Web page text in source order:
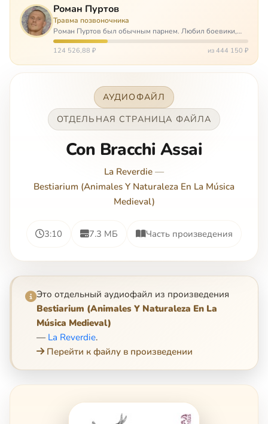
Роман Пуртов
Травма позвоночника
Роман Пуртов был обычным парнем. Любил боевики,
хорошие автомобили, был не дурак поиграть в комп,
любил жену и обожал дочь. А потом, будучи
124 526,88 ₽ из 444 150 ₽
АУДИОФАЙЛ
ОТДЕЛЬНАЯ СТРАНИЦА ФАЙЛА
Con Bracchi Assai
La Reverdie —
Bestiarium (Animales Y Naturaleza En La Música
Medieval)
3:10 7.3 МБ Часть произведения
Это отдельный аудиофайл из произведения
Bestiarium (Animales Y Naturaleza En La
Música Medieval)
— La Reverdie.
Перейти к файлу в произведении